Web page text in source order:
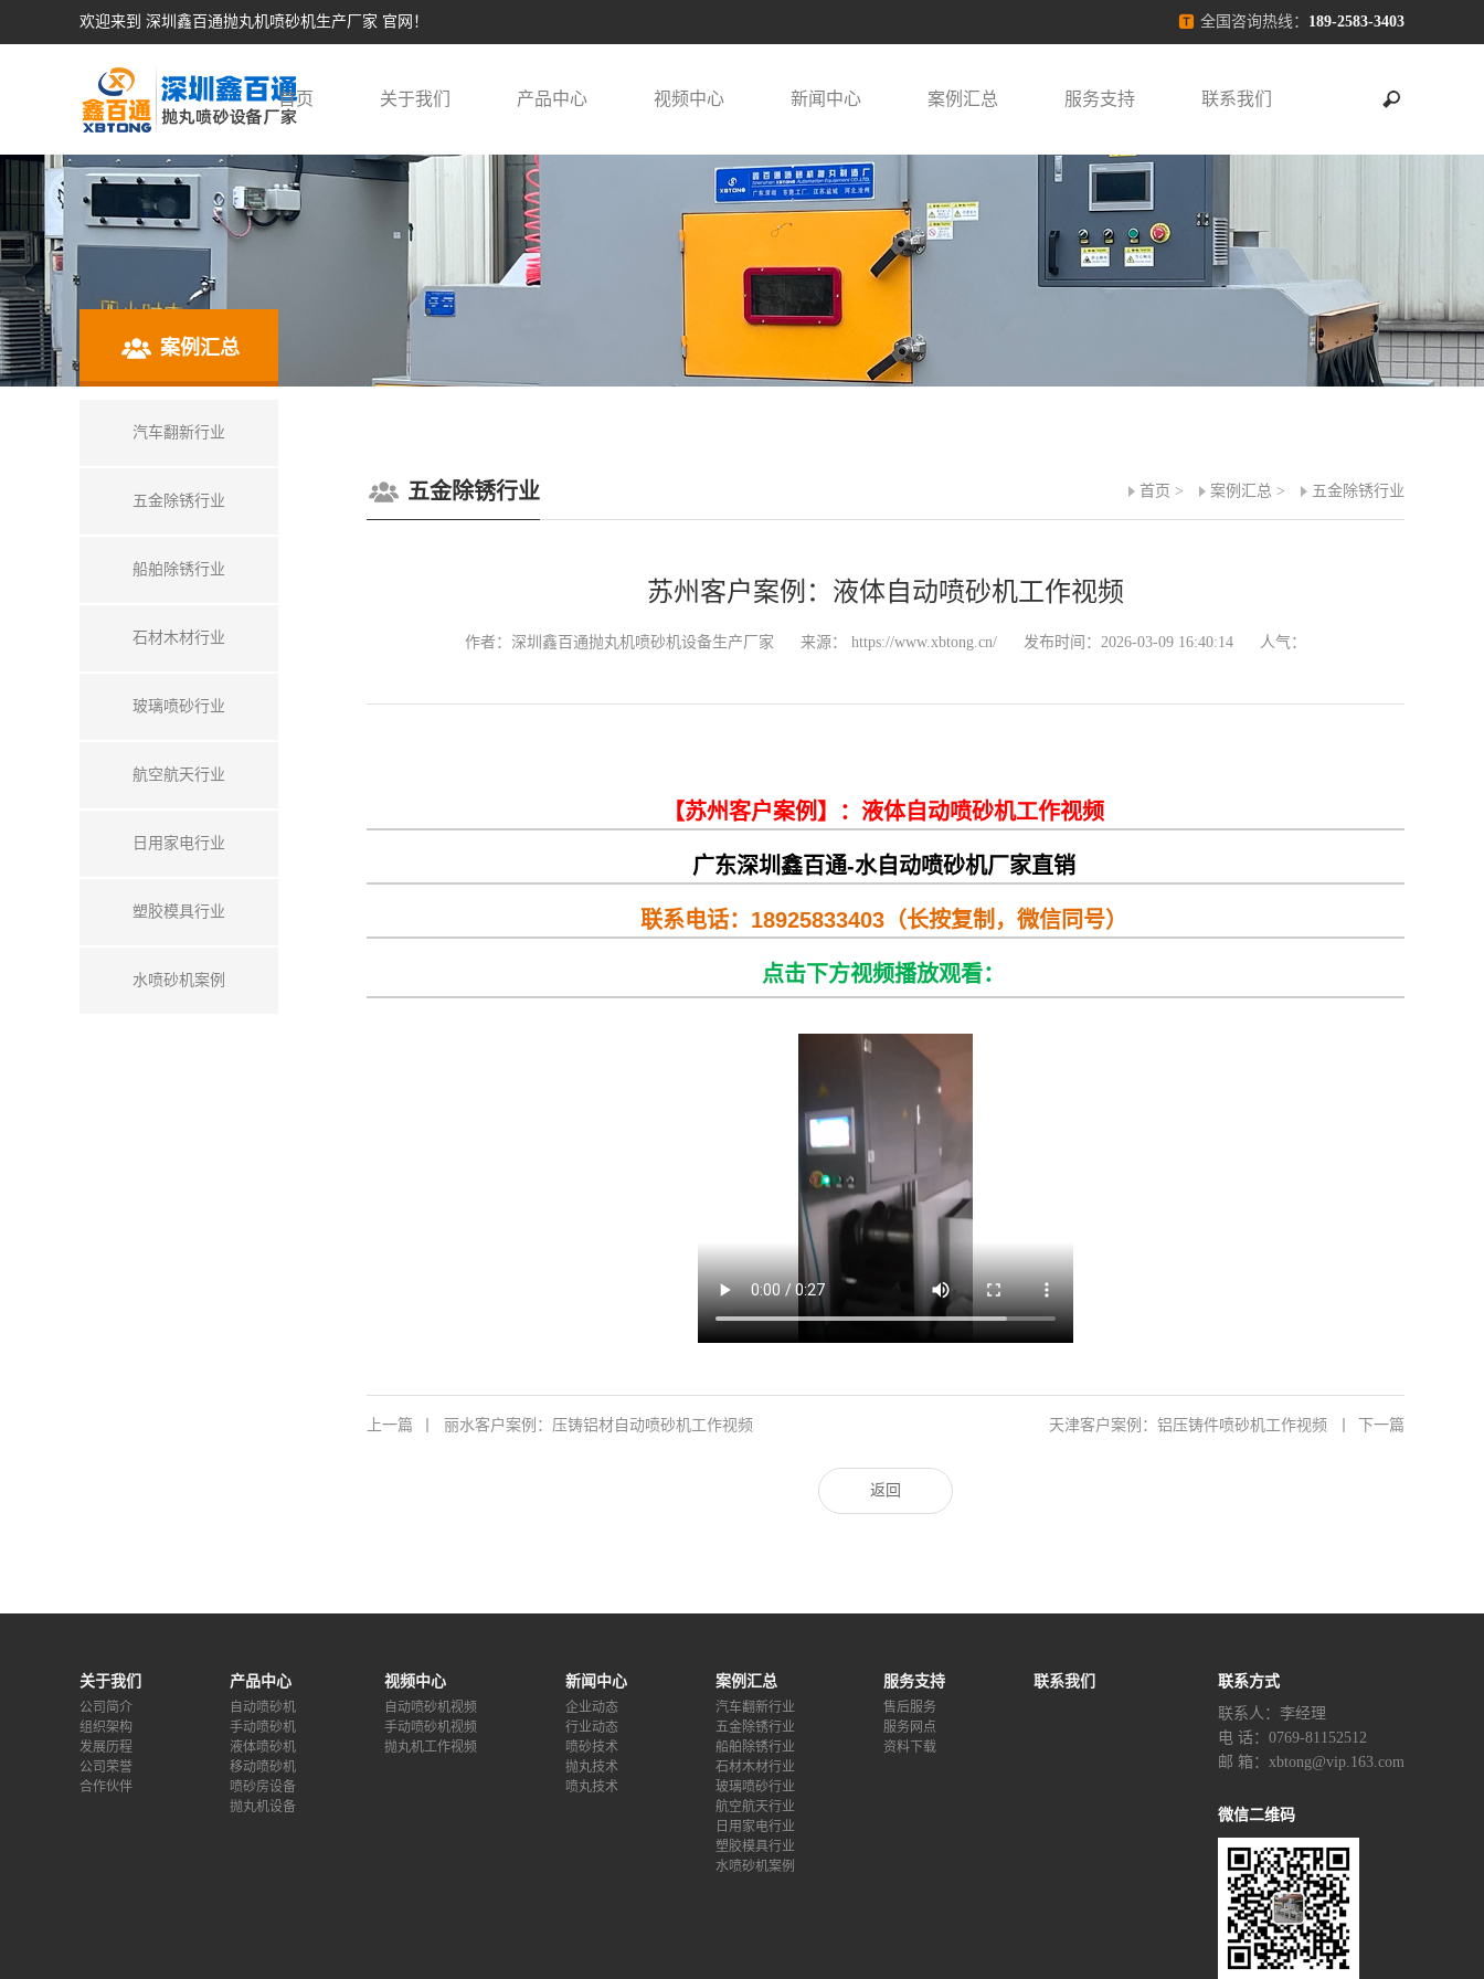
欢迎来到 深圳鑫百通抛丸机喷砂机生产厂家 官网！ 全国咨询热线： 189-2583-3403
首页 关于我们 产品中心 视频中心 新闻中心 案例汇总 服务支持 联系我们
案例汇总
汽车翻新行业
五金除锈行业
船舶除锈行业
石材木材行业
玻璃喷砂行业
航空航天行业
日用家电行业
塑胶模具行业
水喷砂机案例
五金除锈行业 首页 > 案例汇总 > 五金除锈行业
苏州客户案例：液体自动喷砂机工作视频
作者：深圳鑫百通抛丸机喷砂机设备生产厂家 来源： https://www.xbtong.cn/ 发布时间：2026-03-09 16:40:14 人气：
【苏州客户案例】：液体自动喷砂机工作视频
广东深圳鑫百通-水自动喷砂机厂家直销
联系电话：18925833403（长按复制，微信同号）
点击下方视频播放观看：
上一篇 丽水客户案例：压铸铝材自动喷砂机工作视频 下一篇
天津客户案例：铝压铸件喷砂机工作视频
返回
关于我们
公司简介
组织架构
发展历程
公司荣誉
合作伙伴
产品中心
自动喷砂机
手动喷砂机
液体喷砂机
移动喷砂机
喷砂房设备
抛丸机设备
视频中心
自动喷砂机视频
手动喷砂机视频
抛丸机工作视频
新闻中心
企业动态
行业动态
喷砂技术
抛丸技术
喷丸技术
案例汇总
汽车翻新行业
五金除锈行业
船舶除锈行业
石材木材行业
玻璃喷砂行业
航空航天行业
日用家电行业
塑胶模具行业
水喷砂机案例
服务支持
售后服务
服务网点
资料下载
联系我们
联系方式
联系人：李经理‬
电 话：0769-81152512
邮 箱：xbtong@vip.163.com
微信二维码